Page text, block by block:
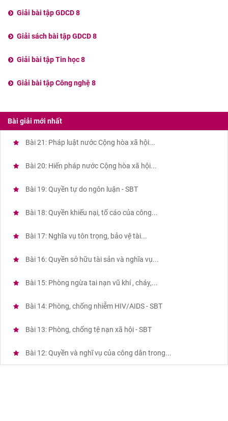
Giải bài tập GDCD 8
Giải sách bài tập GDCD 8
Giải bài tập Tin học 8
Giải bài tập Công nghệ 8
Bài giải mới nhất
Bài 21: Pháp luật nước Cộng hòa xã hội...
Bài 20: Hiến pháp nước Cộng hòa xã hội...
Bài 19: Quyền tự do ngôn luận - SBT
Bài 18: Quyền khiếu nại, tố cáo của công...
Bài 17: Nghĩa vụ tôn trọng, bảo vệ tài...
Bài 16: Quyền sở hữu tài sản và nghĩa vụ...
Bài 15: Phòng ngừa tai nạn vũ khí , cháy,...
Bài 14: Phòng, chống nhiễm HIV/AIDS - SBT
Bài 13: Phòng, chống tệ nạn xã hội - SBT
Bài 12: Quyền và nghĩ vụ của công dân trong...